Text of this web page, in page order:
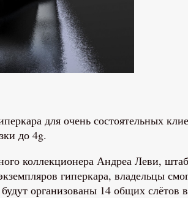
для очень состоятельных
до 4g.
коллекционера Андреа Леви,
гиперкара, владельцы
организованы 14 общих